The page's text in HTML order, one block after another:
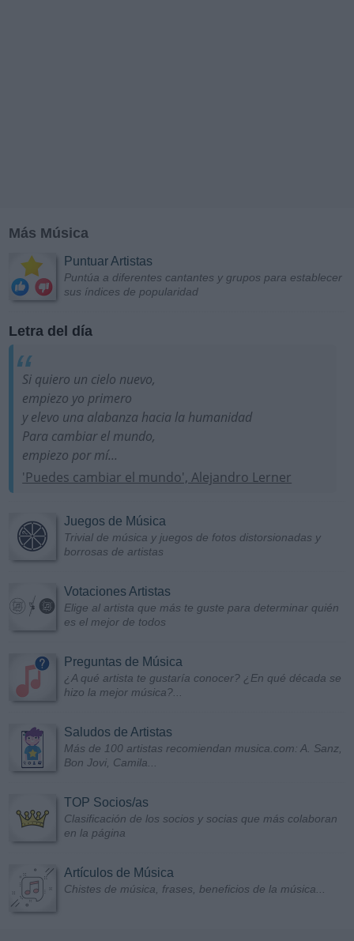
Más Música
Puntuar Artistas
Puntúa a diferentes cantantes y grupos para establecer
sus índices de popularidad
Letra del día
Si quiero un cielo nuevo,
empiezo yo primero
y elevo una alabanza hacia la humanidad
Para cambiar el mundo,
empiezo por mí...
'Puedes cambiar el mundo', Alejandro Lerner
Juegos de Música
Trivial de música y juegos de fotos distorsionadas y
borrosas de artistas
Votaciones Artistas
Elige al artista que más te guste para determinar quién
es el mejor de todos
Preguntas de Música
¿A qué artista te gustaría conocer? ¿En qué década se
hizo la mejor música?...
Saludos de Artistas
Más de 100 artistas recomiendan musica.com: A. Sanz,
Bon Jovi, Camila...
TOP Socios/as
Clasificación de los socios y socias que más colaboran
en la página
Artículos de Música
Chistes de música, frases, beneficios de la música...